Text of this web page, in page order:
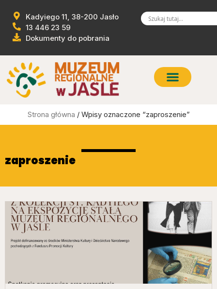
Kadyiego 11, 38-200 Jasło
13 446 23 59
Dokumenty do pobrania
Strona główna / Wpisy oznaczone “zaproszenie”
zaproszenie